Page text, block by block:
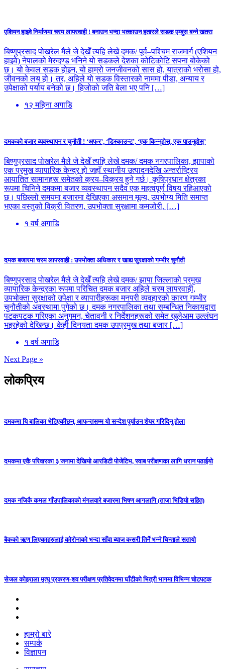
एशियन हाइवे निर्माणमा चरम लापरवाही ! बनाउन भन्दा भत्काउन हतारले सडक एम्बुस बन्ने खतरा
बिष्णुप्रसाद पोखरेल मैले जे देखेँ त्यहि लेखे दमक/ पूर्व–पश्चिम राजमार्ग (एशियन
हाइवे) नेपालको मेरुदण्ड भनिने यो सडकले देशका कोटिकोटि सपना बोकेको
छ। यो केवल सडक होइन, यो हाम्रो जनजीवनको सास हो, यात्राको भरोसा हो,
जीवनको लय हो। तर, अहिले यो सडक विस्तारको नाममा पीडा, अन्याय र
उपेक्षाको पर्याय बनेको छ। हिजोको जति बेला भए पनि […]
१२ महिना अगाडि
दमकको बजार व्यवस्थापन र चुनौती ! ‘अफर’, ‘डिस्काउन्ट’, ‘एक किन्नुहोस्, एक पाउनुहोस्’
बिष्णुप्रसाद पोखरेल मैले जे देखेँ त्यहि लेखे दमक/ दमक नगरपालिका, झापाको
एक प्रमुख व्यापारिक केन्द्र हो जहाँ स्थानीय उत्पादनदेखि अन्तर्राष्ट्रिय
आयातित सामानहरू समेतको क्रय–विक्रय हुने गर्छ। कृषिप्रधान क्षेत्रका
रूपमा चिनिने दमकमा बजार व्यवस्थापन सदैव एक महत्वपूर्ण विषय रहिआएको
छ। पछिल्लो समयमा बजारमा देखिएका असमान मूल्य, उपभोग्य मिति समाप्त
भएका वस्तुको विक्री वितरण, उपभोक्ता सुरक्षामा कमजोरी, […]
१ वर्ष अगाडि
दमक बजारमा चरम लापरवाही : उपभोक्ता अधिकार र खाद्य सुरक्षाको गम्भीर चुनौती
बिष्णुप्रसाद पोखरेल मैले जे देखेँ त्यहि लेखे दमक/ झापा जिल्लाको प्रमुख
व्यापारिक केन्द्रका रूपमा परिचित दमक बजार अहिले चरम लापरवाही,
उपभोक्ता सुरक्षाको उपेक्षा र व्यापारीहरूका मनपरी व्यवहारको कारण गम्भीर
चुनौतीको अवस्थामा पुगेको छ। दमक नगरपालिका तथा सम्बन्धित निकायद्वारा
पटकपटक गरिएका अनुगमन, चेतावनी र निर्देशनहरूको समेत खुलेआम उल्लंघन
भइरहेको देखिन्छ। केही दिनयता दमक उपप्रमुख तथा बजार […]
१ वर्ष अगाडि
Next Page »
लोकप्रिय
दमकमा यि बालिका भेटिएकीछन्, आफन्तसम्म यो सन्देश पुर्याउन शेयर गरिदिनु होला
दमकमा एकै परिवारका ३ जनामा देखियो आरडिटी पोजेटिभ, स्वाब परीक्षणका लागि धरान पठाईयो
दमक नजिकै कमल गाँउपालिकाको मंगलवारे बजारमा भिषण आगलागि (ताजा भिडियो सहित)
बैकको ऋण लिएकाहरुलाई कोरोनाको भन्दा साँवा ब्याज कसरी तिर्ने भन्ने चिन्ताले सतायो
सेजल कोइराला मृत्यु प्रकरण-शव परीक्षण प्रतिवेदनमा घाँटीको भित्री भागमा विभिन्न चोटपटक
हाम्रो बारे
सम्पर्क
विज्ञापन